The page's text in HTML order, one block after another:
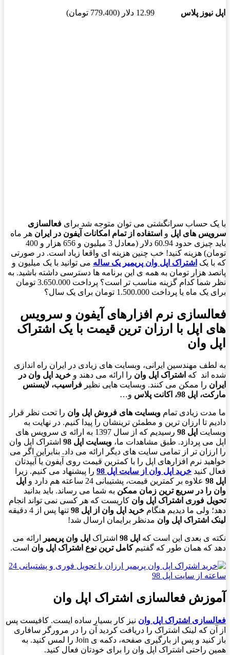
اپل نیوز پلاس 12.99 دلار (779.400 تومان)
با یک حساب سرانگشتی می توان متوجه شد برای فعالسازی
سرویس های اپل و استفاده از تمام امکانات آیفون در ایران هر ماه
باید چیزی حدود 60.94 دلار (معادل 3 میلیون و 656 هزار و 400
تومان) هزینه کنید! خب چنین هزینه ای واقعا زیاد است. در صورتی
که با یک اشتراک اپل وان پریمیر یک ساله می توانید با یک میلیون و
پانصد هزار تومان به همه ی این برنامه ها دسترسی داشته باشید. به
نظر شما کدام گزینه مناسب تر است؟ پرداخت 3.650.000 تومان
برای یک ماه یا پرداخت 1.500.000 تومان برای یک سال؟
فعالسازی نرم افزارهای آیفون و سرویس
های اپل با ارزان ترین قیمت با یک اشتراک
اپل وان
به لطف مهندسین ایرانی، وبسایت های زیادی در ایران راه اندازی
شده اند که اشتراک اپل وان را ارائه می دهند و خرید اپل وان در
ایران را ممکن می کنند. وبسایت هایی نظیر فراسیب، لایسنس
مارکت، اپل 98، اکانت پلاس
و…
ما مدت زیادی تمام وبسایت های فروش اپل وان را تحت نظر قرار
دادیم تا ارزان ترین و مطمئن ترینشان را پیدا کنیم. در نهایت به
وبسایت اپل 98
رسیدیم که از سال 1397 به ارائه ی سرویس های
اپل می پردازد. طبق مشاهدات ما، وبسایت اپل 98
اشتراک اپل وان
را ارزان تر از تمامی سایت های دیگر ارائه می داد. بنابراین اگر می
خواهید نرم افزارهای اپل را با کمترین قیمت روی آیفون یا آیپدتان
فعال کنید خرید اپل وان از سایت اپل 98
را پیشنهاد می کنیم. زیرا
اپل 98
علاوه بر کمترین قیمت، پشتیبانی 24 ساعته هم دارد و
اپل
وان را در سریع ترین زمان ممکن به شما می رساند. باید بدانید
تحویل فوری اشتراک اپل وان کاریست که هر کسی نمی تواند انجام
دهد؛ ولی ما دیدیم هنگام خرید اپل وان از اپل 98
تنها پس از 4 دقیقه
لینک اشتراک اپل وان مدنظر برایمان ارسال شد!
نکته ی بعدی این است که اپل 98 اشتراک اپل وان پریمیر
ارائه می
دهد که همان طور که گفتیمکامل ترین نوع اشتراک اپل وان است.
آموزش فعالسازی اشتراک اپل وان
فعالسازی اشتراک اپل وان نیز کار بسیار ساده ایست. کافیست پس
از آن که لینک اشتراک را دریافت کردید آن را در مرورگر سافاری
باز کنید و پس از بارگیری صفحه، دکمه ی Join را لمس کنید. به
همین راحتی اشتراک اپل وان را برای خودتان فعال کنید.